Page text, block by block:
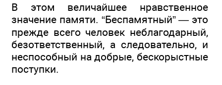
В этом величайшее нравственное
значение памяти. “Беспамятный” — это
прежде всего человек неблагодарный,
безответственный, а следовательно, и
неспособный на добрые, бескорыстные
поступки.